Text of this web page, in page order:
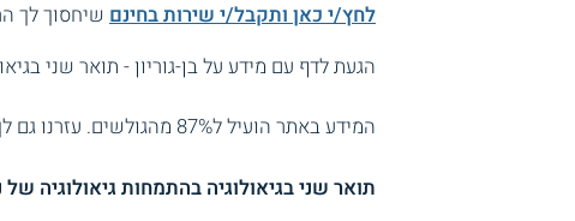
לחץ/י כאן ותקבל/י שירות בחינם שיחסוך לך
הגעת לדף עם מידע על בן-גוריון - תואר שני
המידע באתר הועיל ל87% מהגולשים.
עזרנו גם
תואר שני בגיאולוגיה בהתמחות גיאולוגיה של